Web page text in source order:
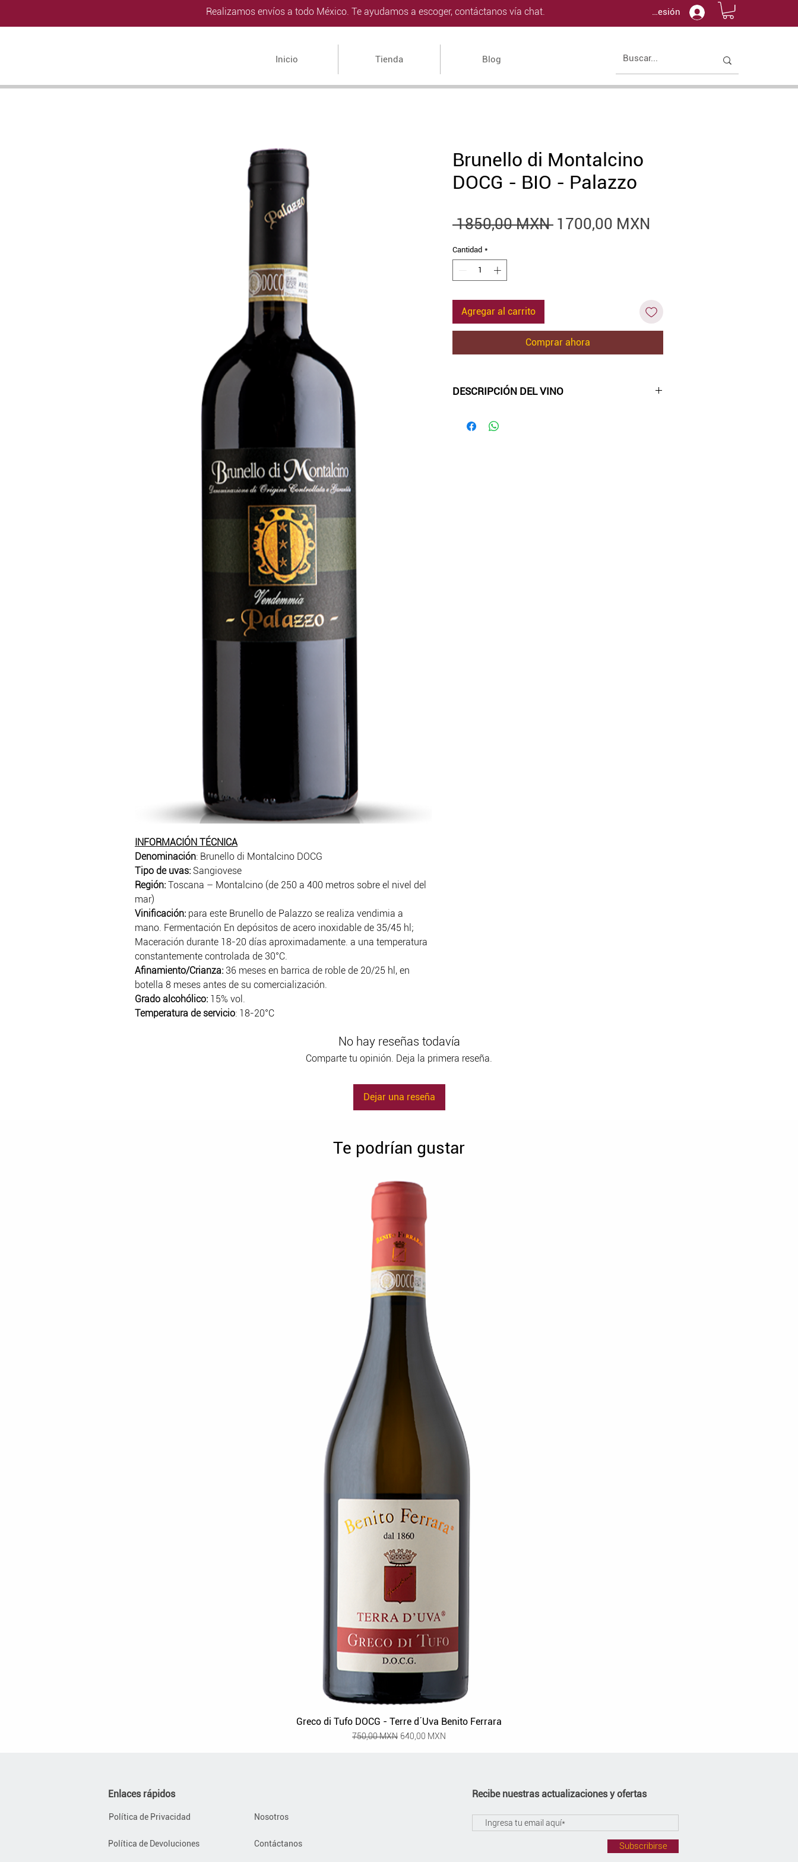
Realizamos envíos a todo México. Te ayudamos a escoger, contáctanos vía chat. Iniciar sesión
Inicio Tienda Blog
INFORMACIÓN TÉCNICA
Denominación: Brunello di Montalcino DOCG
Tipo de uvas: Sangiovese
Región: Toscana – Montalcino (de 250 a 400 metros sobre el nivel del
mar)
Vinificación: para este Brunello de Palazzo se realiza vendimia a
mano. Fermentación En depósitos de acero inoxidable de 35/45 hl;
Maceración durante 18-20 días aproximadamente. a una temperatura
constantemente controlada de 30°C.
Afinamiento/Crianza: 36 meses en barrica de roble de 20/25 hl, en
botella 8 meses antes de su comercialización.
Grado alcohólico: 15% vol.
Temperatura de servicio: 18-20°C
Brunello di Montalcino
DOCG - BIO - Palazzo
1850,00 MXN Precio
1700,00 MXN
Cantidad *
Agregar al carrito
Comprar ahora
DESCRIPCIÓN DEL VINO
-Aroma
: sorprende su amplio y elegante bouquet,
No hay reseñas todavía
Comparte tu opinión. Deja la primera reseña.
Dejar una reseña
Te podrían gustar
Greco di Tufo DOCG - Terre d´Uva Benito Ferrara
Precio
750,00 MXN Precio de oferta
640,00 MXN
Enlaces rápidos
Política de Privacidad
Política de Devoluciones
Nosotros
Contáctanos
Recibe nuestras actualizaciones y ofertas
Subscribirse